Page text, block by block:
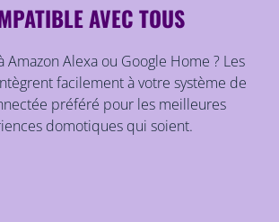
AVEC TOUS
Amazon Alexa ou Google Home ? Les
facilement à votre système de
préféré pour les meilleures
domotiques qui soient.